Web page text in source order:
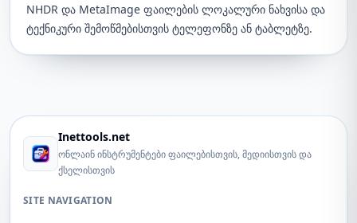
NHDR და MetaImage ფაილების ლოკალური ნახვისა და
ტექნიკური შემოწმებისთვის ტელეფონზე ან ტაბლეტზე.
Inettools.net
ონლაინ ინსტრუმენტები ფაილებისთვის, მედიისთვის და
ქსელისთვის
SITE NAVIGATION